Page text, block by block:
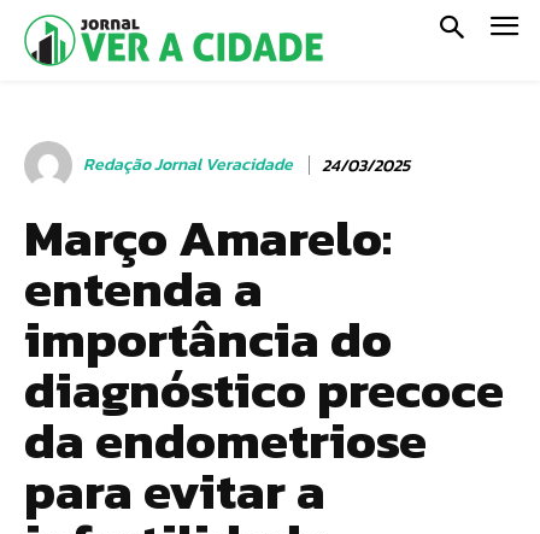
Redação Jornal Veracidade 24/03/2025
Março Amarelo:
entenda a
importância do
diagnóstico precoce
da endometriose
para evitar a